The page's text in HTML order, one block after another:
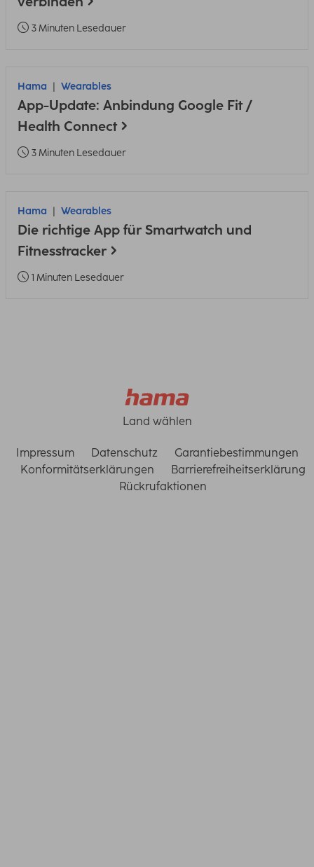
3 Minuten Lesedauer
Hama Wearables
App-Update: Anbindung Google Fit /
Health Connect
3 Minuten Lesedauer
Hama Wearables
Die richtige App für Smartwatch und
Fitnesstracker
1 Minuten Lesedauer
Land wählen
Impressum Datenschutz
Garantiebestimmungen
Konformitätserklärungen
Barrierefreiheitserklärung
Rückrufaktionen